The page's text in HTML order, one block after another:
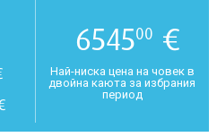
654500 €
Най-ниска цена на човек в
двойна каюта за избрания
период